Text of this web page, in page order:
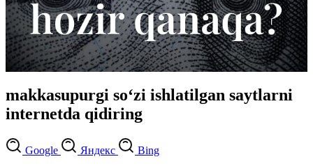
makkasupurgi so‘zi ishlatilgan saytlarni
internetda qidiring
Google Яндекс Bing